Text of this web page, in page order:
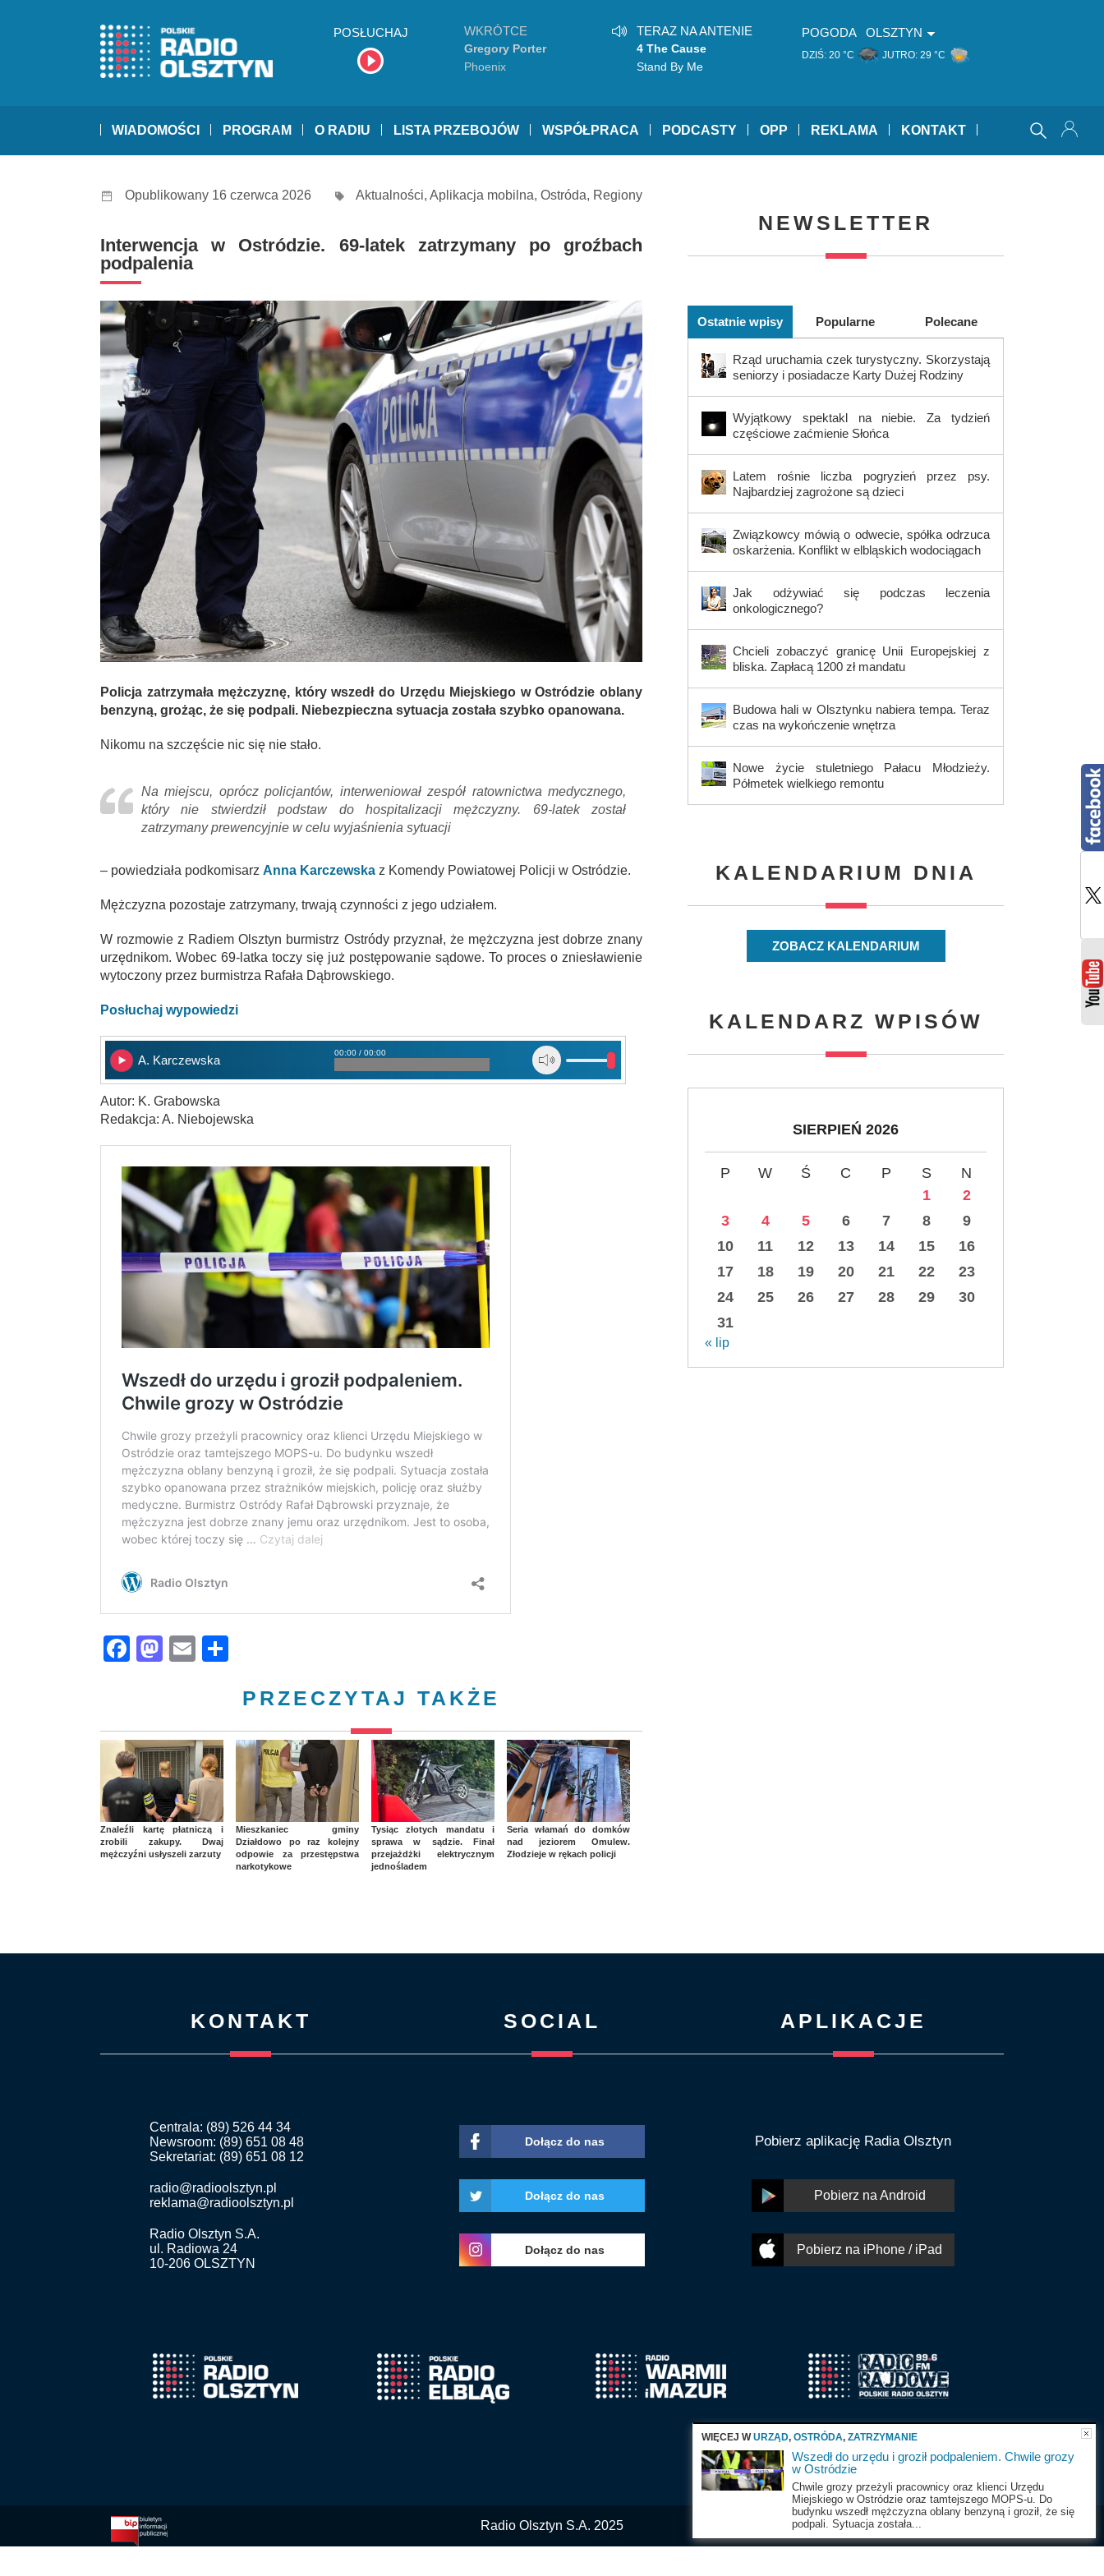
POSŁUCHAJ WKRÓTCE
Gregory Porter
Phoenix
TERAZ NA ANTENIE
4 The Cause
Stand By Me
POGODA OLSZTYN
DZIŚ: 20 °C JUTRO: 29 °C
WIADOMOŚCI PROGRAM O RADIU LISTA PRZEBOJÓW WSPÓŁPRACA PODCASTY OPP REKLAMA KONTAKT
Opublikowany 16 czerwca 2026 Aktualności, Aplikacja mobilna, Ostróda, Regiony
Interwencja w Ostródzie. 69-latek zatrzymany po groźbach
podpalenia
Policja zatrzymała mężczyznę, który wszedł do Urzędu Miejskiego w Ostródzie oblany
benzyną, grożąc, że się podpali. Niebezpieczna sytuacja została szybko opanowana.
Nikomu na szczęście nic się nie stało.
Na miejscu, oprócz policjantów, interweniował zespół ratownictwa medycznego,
który nie stwierdził podstaw do hospitalizacji mężczyzny. 69-latek został
zatrzymany prewencyjnie w celu wyjaśnienia sytuacji
– powiedziała podkomisarz Anna Karczewska z Komendy Powiatowej Policji w Ostródzie.
Mężczyzna pozostaje zatrzymany, trwają czynności z jego udziałem.
W rozmowie z Radiem Olsztyn burmistrz Ostródy przyznał, że mężczyzna jest dobrze znany
urzędnikom. Wobec 69-latka toczy się już postępowanie sądowe. To proces o zniesławienie
wytoczony przez burmistrza Rafała Dąbrowskiego.
Posłuchaj wypowiedzi
A. Karczewska
00:00 / 00:00
Autor: K. Grabowska
Redakcja: A. Niebojewska
Facebook
Mastodon
Email
PRZECZYTAJ TAKŻE
Znaleźli kartę płatniczą i
zrobili zakupy. Dwaj
mężczyźni usłyszeli zarzuty
Mieszkaniec gminy
Działdowo po raz kolejny
odpowie za przestępstwa
narkotykowe
Tysiąc złotych mandatu i
sprawa w sądzie. Finał
przejażdżki elektrycznym
jednośladem
Seria włamań do domków
nad jeziorem Omulew.
Złodzieje w rękach policji
NEWSLETTER
Ostatnie wpisy Popularne Polecane
Rząd uruchamia czek turystyczny. Skorzystają
seniorzy i posiadacze Karty Dużej Rodziny
Wyjątkowy spektakl na niebie. Za tydzień
częściowe zaćmienie Słońca
Latem rośnie liczba pogryzień przez psy.
Najbardziej zagrożone są dzieci
Związkowcy mówią o odwecie, spółka odrzuca
oskarżenia. Konflikt w elbląskich wodociągach
Jak odżywiać się podczas leczenia
onkologicznego?
Chcieli zobaczyć granicę Unii Europejskiej z
bliska. Zapłacą 1200 zł mandatu
Budowa hali w Olsztynku nabiera tempa. Teraz
czas na wykończenie wnętrza
Nowe życie stuletniego Pałacu Młodzieży.
Półmetek wielkiego remontu
KALENDARIUM DNIA
ZOBACZ KALENDARIUM
KALENDARZ WPISÓW
SIERPIEŃ 2026
P W Ś C P S
N
1
2
3
4 5 6 7 8
9
10
11 12 13 14 15
16
17
18 19 20 21 22
23
24
25 26 27 28 29
30
31
« lip
KONTAKT
Centrala: (89) 526 44 34
Newsroom: (89) 651 08 48
Sekretariat: (89) 651 08 12
radio@radioolsztyn.pl
reklama@radioolsztyn.pl
Radio Olsztyn S.A.
ul. Radiowa 24
10-206 OLSZTYN
SOCIAL
Dołącz do nas
Dołącz do nas
Dołącz do nas
APLIKACJE
Pobierz aplikację Radia Olsztyn
Pobierz na Android
Pobierz na iPhone / iPad
Radio Olsztyn S.A. 2025 Wszystkie prawa zastrzeżone
WIĘCEJ WURZĄD, OSTRÓDA, ZATRZYMANIE
Wszedł do urzędu i groził podpaleniem. Chwile grozy
w Ostródzie
Chwile grozy przeżyli pracownicy oraz klienci Urzędu
Miejskiego w Ostródzie oraz tamtejszego MOPS-u. Do
budynku wszedł mężczyzna oblany benzyną i groził, że się
podpali. Sytuacja została...